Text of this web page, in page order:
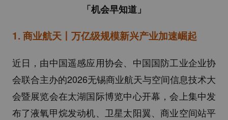
「机会早知道」
1. 商业航天丨万亿级规模新兴产业加速崛起
近日，由中国遥感应用协会、中国国防工业企业协
会联合主办的2026无锡商业航天与空间信息技术大
会暨展览会在太湖国际博览中心开幕，会上集中发
布了液氧甲烷发动机、卫星太阳翼、商业空间站平